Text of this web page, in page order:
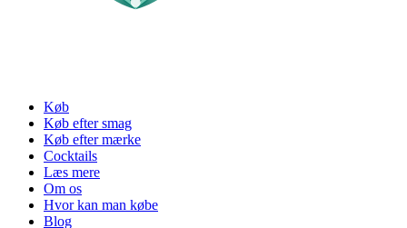
Køb
Køb efter smag
Køb efter mærke
Cocktails
Læs mere
Om os
Hvor kan man købe
Blog